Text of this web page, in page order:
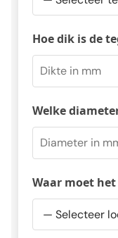
Hoe dik is de
Welke
Waar moet